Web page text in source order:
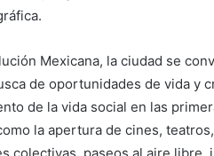
Mexicana, la ciudad se
de oportunidades de vida y
de la vida social en las
la apertura de cines,